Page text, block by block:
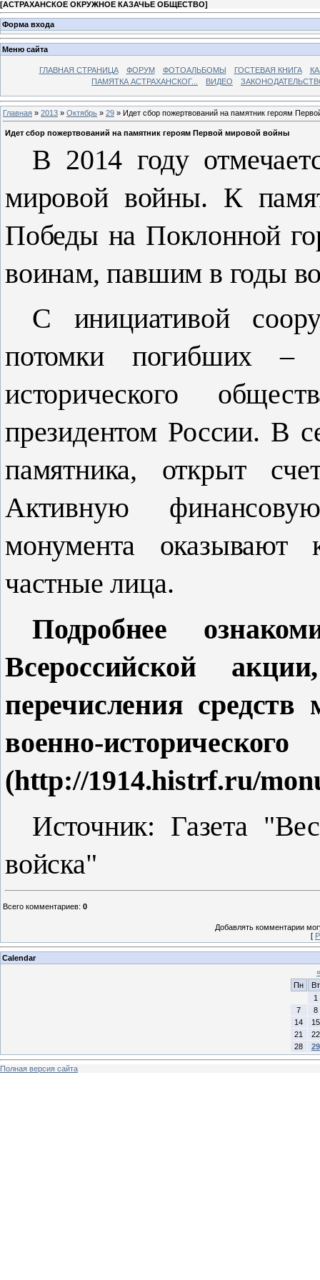
[АСТРАХАНСКОЕ ОКРУЖНОЕ КАЗАЧЬЕ ОБЩЕСТВО]
Форма входа
Меню сайта
ГЛАВНАЯ СТРАНИЦА ФОРУМ ФОТОАЛЬБОМЫ ГОСТЕВАЯ КНИГА
ПАМЯТКА АСТРАХАНСКОГ...
ВИДЕО
Главная » 2013 » Октябрь » 29 » Идет сбор пожертвований на памятник героям
Идет сбор пожертвований на памятник героям Первой мировой войны
В 2014 году
мировой войны. К
Победы на Поклонной
воинам, павшим в годы
С инициативой
потомки погибших –
исторического
президентом России. В
памятника, открыт
Активную
монумента оказывают
частные лица.
Подробнее
Всероссийской
перечисления
военно-
(http://1914.histrf.ru/
Источник: Газета
войска"
Всего комментариев: 0
Добавлять комментарии
[
Calendar
«
Пн
Вт
1
7
8
14
15
21
22
28
29
Полная версия сайта